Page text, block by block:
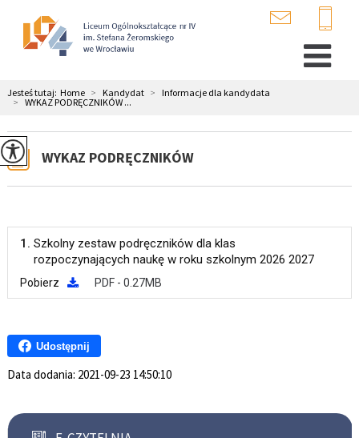
Jesteś tutaj: Home > Kandydat >
Informacje dla kandydata
> WYKAZ PODRĘCZNIKÓW ...
WYKAZ PODRĘCZNIKÓW
1. Szkolny zestaw podręczników dla klas
rozpoczynających naukę w roku szkolnym 2026 2027
Pobierz PDF - 0.27MB
Udostępnij
Data dodania: 2021-09-23 14:50:10